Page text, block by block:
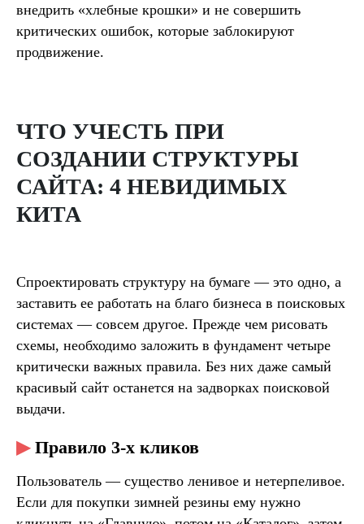
внедрить «хлебные крошки» и не совершить
критических ошибок, которые заблокируют
продвижение.
ЧТО УЧЕСТЬ ПРИ
СОЗДАНИИ СТРУКТУРЫ
САЙТА: 4 НЕВИДИМЫХ
КИТА
Спроектировать структуру на бумаге — это одно, а
заставить ее работать на благо бизнеса в поисковых
системах — совсем другое. Прежде чем рисовать
схемы, необходимо заложить в фундамент четыре
критически важных правила. Без них даже самый
красивый сайт останется на задворках поисковой
выдачи.
▶Правило 3-х кликов
Пользователь — существо ленивое и нетерпеливое.
Если для покупки зимней резины ему нужно